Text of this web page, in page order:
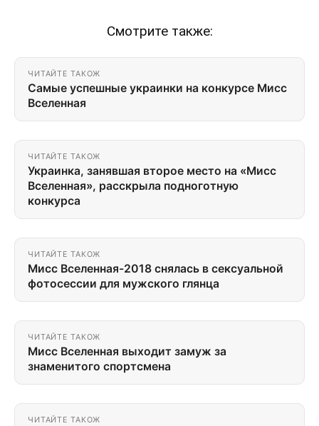
Смотрите также:
ЧИТАЙТЕ ТАКОЖ
Самые успешные украинки на конкурсе Мисс
Вселенная
ЧИТАЙТЕ ТАКОЖ
Украинка, занявшая второе место на «Мисс
Вселенная», расскрыла подноготную
конкурса
ЧИТАЙТЕ ТАКОЖ
Мисс Вселенная-2018 снялась в сексуальной
фотосессии для мужского глянца
ЧИТАЙТЕ ТАКОЖ
Мисс Вселенная выходит замуж за
знаменитого спортсмена
ЧИТАЙТЕ ТАКОЖ